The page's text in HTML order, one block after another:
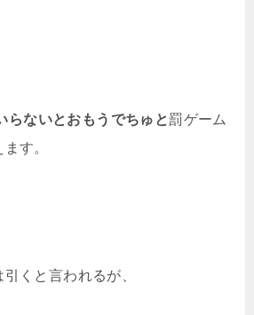
らないとおもうでちゅと罰ゲーム
す。
くと言われるが、